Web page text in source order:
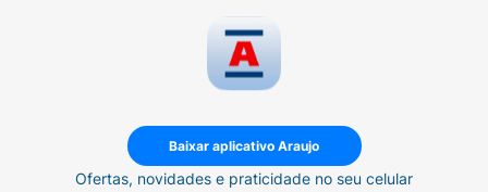
Baixar aplicativo Araujo
Ofertas, novidades e praticidade no seu celular